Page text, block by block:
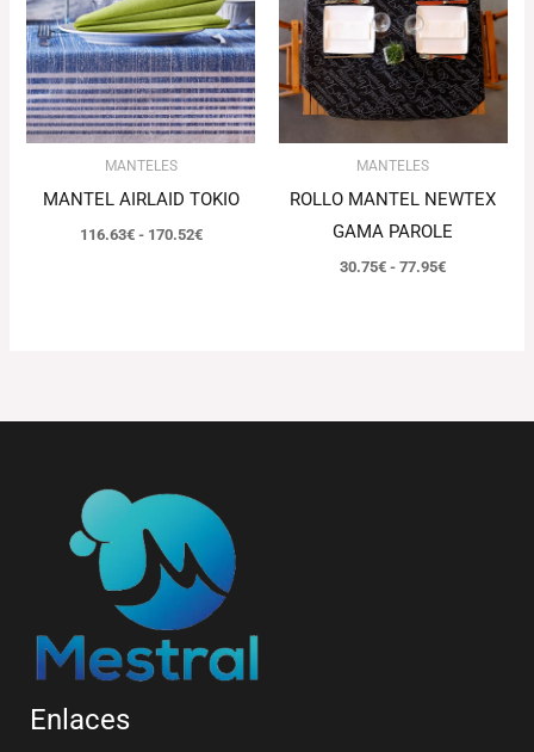
MANTELES
MANTEL AIRLAID TOKIO
116.63€ - 170.52€
116.63€
hasta
170.52€
MANTELES
ROLLO MANTEL NEWTEX
GAMA PAROLE
30.75€ - 77.95€
30.75€
hasta
77.95€
Enlaces